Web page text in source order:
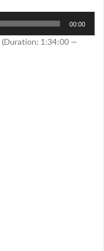
00:00
(Duration: 1:34:00 —